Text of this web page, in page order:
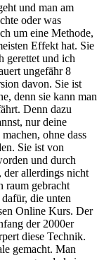
und man am
oder was
um eine Methode,
Effekt hat. Sie
gerettet und ich
ungefähr 8
davon. Sie ist
denn sie kann man
Denn dazu
nur deine
ohne dass
Sie ist von
und durch
der allerdings nicht
raum gebracht
die unten
Online Kurs. Der
der 2000er
diese Technik.
gemacht. Man